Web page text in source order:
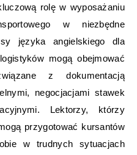
rolę w wyposażaniu
w niezbędne
języka angielskiego dla
mogą obejmować
z dokumentacją
negocjacjami stawek
Lektorzy, którzy
przygotować kursantów
w trudnych sytuacjach